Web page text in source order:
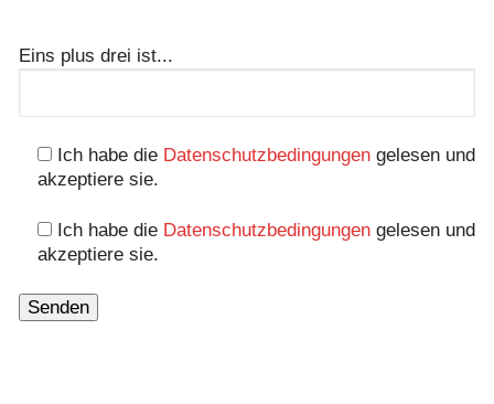
lasse
dieses
Eins plus drei ist...
Ich habe die Datenschutzbedingungen gelesen und
akzeptiere sie.
Ich habe die Datenschutzbedingungen gelesen und
akzeptiere sie.